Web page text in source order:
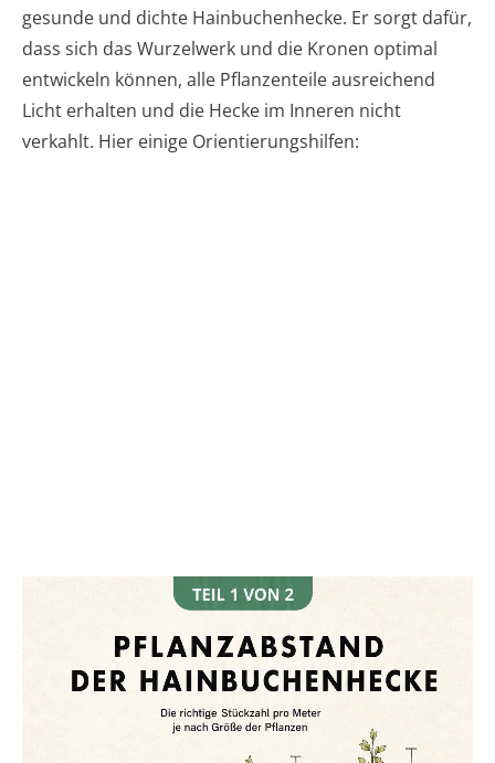
gesunde und dichte Hainbuchenhecke. Er sorgt dafür,
dass sich das Wurzelwerk und die Kronen optimal
entwickeln können, alle Pflanzenteile ausreichend
Licht erhalten und die Hecke im Inneren nicht
verkahlt. Hier einige Orientierungshilfen: